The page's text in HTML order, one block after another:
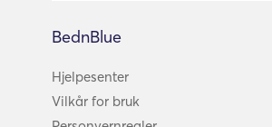
BednBlue
Hjelpesenter
Vilkår for bruk